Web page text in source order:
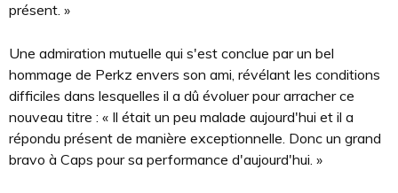
présent. »
Une admiration mutuelle qui s'est conclue par un bel
hommage de Perkz envers son ami, révélant les conditions
difficiles dans lesquelles il a dû évoluer pour arracher ce
nouveau titre : « Il était un peu malade aujourd'hui et il a
répondu présent de manière exceptionnelle. Donc un grand
bravo à Caps pour sa performance d'aujourd'hui. »